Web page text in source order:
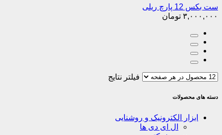
ست بکس 12 پارچ ریلی
۳,۰۰۰,۰۰۰ تومان
فیلتر نتایج
دسته های محصولات
ابزار الکترونیک و روشنایی
ال ای دی ها